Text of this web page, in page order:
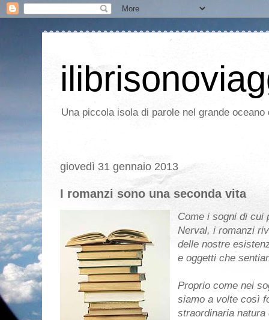
Una piccola isola di parole nel grande
giovedì 31 gennaio 2013
I romanzi sono una seconda vita
Come i sogni di cui
Nerval, i romanzi
delle nostre
e oggetti che
Proprio come nei
siamo a volte così
straordinaria